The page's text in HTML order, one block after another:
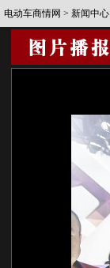
电动车商情网 > 新闻中心